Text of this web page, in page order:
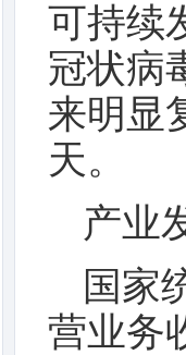
可持续
冠状病
来明显
天。
产业
国家
营业务